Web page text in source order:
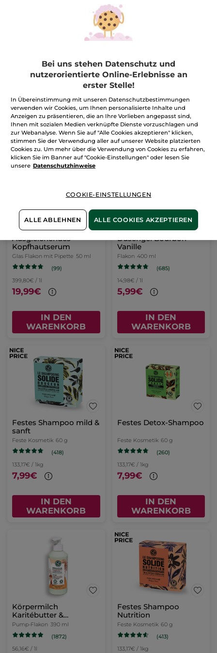
Pump-Flakon 30 ml
1.530,00€ / 1l
45,90€
IN DEN
WARENKORB
Arganöl & Rosenblüten
Flakon 400 ml
14,98€ / 1l
5,99€
IN DEN
WARENKORB
Ausgleichendes
Kopfhautserum
Glas Flakon mit Pipette 50 ml
(99)
399,80€ / 1l
19,99€
IN DEN
WARENKORB
Duschgel Bourbon
Vanille
Flakon 400 ml
(685)
14,98€ / 1l
5,99€
IN DEN
WARENKORB
Festes Shampoo mild &
sanft
Feste Kosmetik 60 g
(418)
133,17€ / 1kg
7,99€
IN DEN
WARENKORB
Festes Detox-Shampoo
Feste Kosmetik 60 g
(260)
133,17€ / 1kg
7,99€
IN DEN
WARENKORB
Körpermilch
Karitébutter &
Calendula
Pump-Flakon 390 ml
(1872)
56,16€ / 1l
Festes Shampoo
Nutrition
Feste Kosmetik 60 g
(413)
133,17€ / 1kg
Bei uns stehen Datenschutz und
nutzerorientierte Online-Erlebnisse an
erster Stelle!
In Übereinstimmung mit unseren Datenschutzbestimmungen
verwenden wir Cookies, um Ihnen personalisierte Inhalte und
Anzeigen zu präsentieren, die an Ihre Vorlieben angepasst sind,
Ihnen mit sozialen Medien verknüpfte Dienste vorzuschlagen und
zur Webanalyse. Wenn Sie auf "Alle Cookies akzeptieren" klicken,
stimmen Sie der Verwendung aller auf unserer Website platzierten
Cookies zu. Um mehr über die Verwendung von Cookies zu erfahren,
klicken Sie im Banner auf "Cookie-Einstellungen" oder lesen Sie
unsere Datenschutzhinweise
COOKIE-EINSTELLUNGEN
ALLE ABLEHNEN ALLE COOKIES AKZEPTIEREN